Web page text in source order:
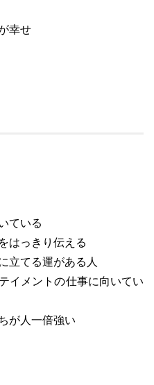
幸せ
ている
はっきり伝える
立てる運がある人
イメントの仕事に向いてい
が人一倍強い